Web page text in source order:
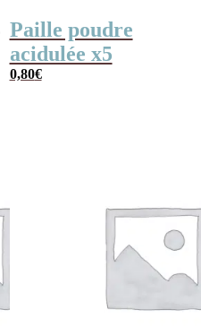
Paille poudre
acidulée x5
0,80€